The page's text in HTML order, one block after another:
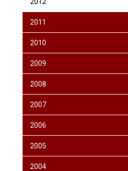
2011
2010
2009
2008
2007
2006
2005
2004